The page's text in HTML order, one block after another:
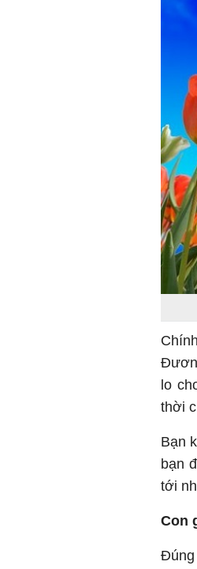
lo
thời
Bạn
bạn
tới
Con